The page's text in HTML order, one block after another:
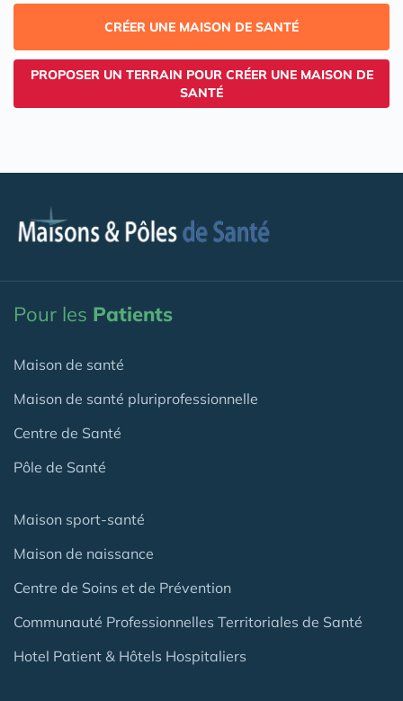
CRÉER UNE MAISON DE SANTÉ
PROPOSER UN TERRAIN POUR CRÉER UNE MAISON DE
SANTÉ
Pour les Patients
Maison de santé
Maison de santé pluriprofessionnelle
Centre de Santé
Pôle de Santé
Maison sport-santé
Maison de naissance
Centre de Soins et de Prévention
Communauté Professionnelles Territoriales de Santé
Hotel Patient & Hôtels Hospitaliers